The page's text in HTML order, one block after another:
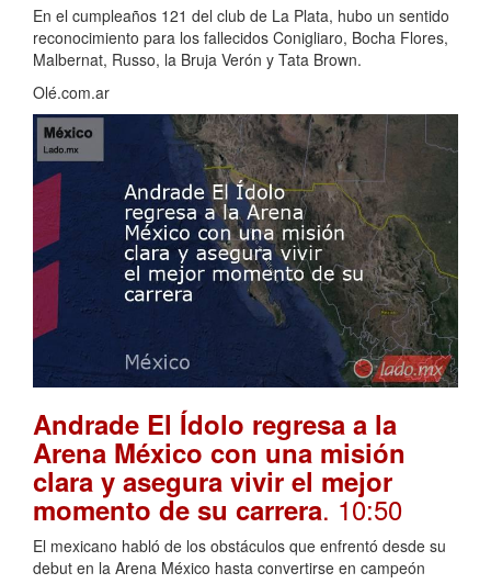
En el cumpleaños 121 del club de La Plata, hubo un sentido
reconocimiento para los fallecidos Conigliaro, Bocha Flores,
Malbernat, Russo, la Bruja Verón y Tata Brown.
Olé.com.ar
Andrade El Ídolo regresa a la
Arena México con una misión
clara y asegura vivir el mejor
momento de su carrera. 10:50
El mexicano habló de los obstáculos que enfrentó desde su
debut en la Arena México hasta convertirse en campeón